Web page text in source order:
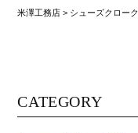
米澤工務店 > シューズクローク
CATEGORY